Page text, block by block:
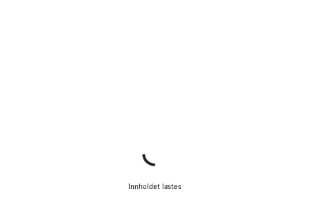
Innholdet lastes